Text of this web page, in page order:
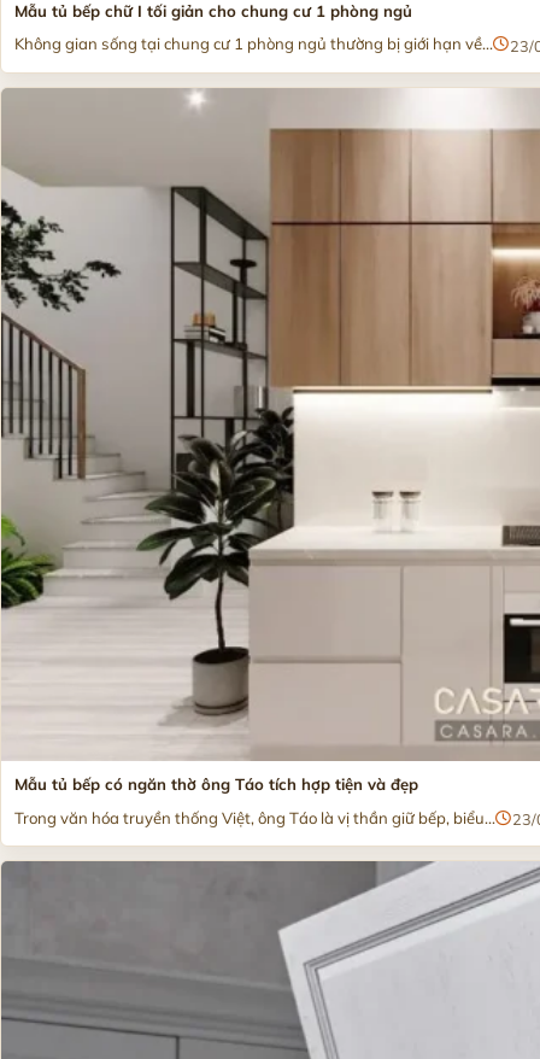
Mẫu tủ bếp chữ I tối giản cho chung cư 1 phòng ngủ
Không gian sống tại chung cư 1 phòng ngủ thường bị giới hạn về...
23/
Mẫu tủ bếp có ngăn thờ ông Táo tích hợp tiện và đẹp
Trong văn hóa truyền thống Việt, ông Táo là vị thần giữ bếp, biểu...